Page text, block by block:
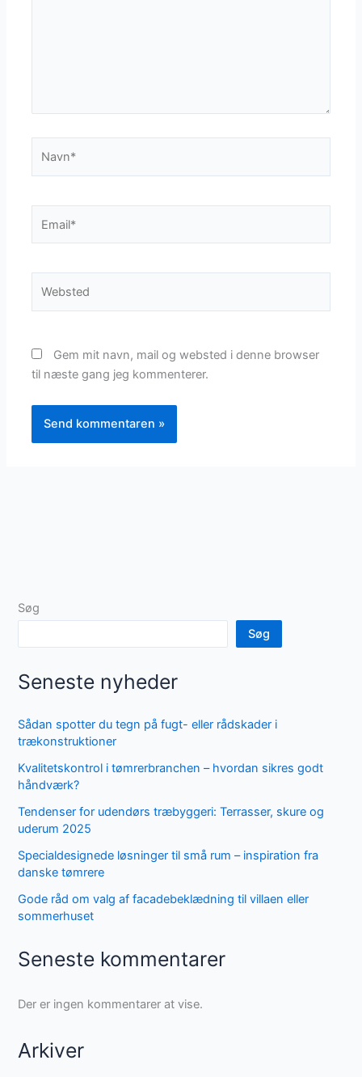
Gem mit navn, mail og websted i denne browser
til næste gang jeg kommenterer.
Søg
Søg
Seneste nyheder
Sådan spotter du tegn på fugt- eller rådskader i
trækonstruktioner
Kvalitetskontrol i tømrerbranchen – hvordan sikres godt
håndværk?
Tendenser for udendørs træbyggeri: Terrasser, skure og
uderum 2025
Specialdesignede løsninger til små rum – inspiration fra
danske tømrere
Gode råd om valg af facadebeklædning til villaen eller
sommerhuset
Seneste kommentarer
Der er ingen kommentarer at vise.
Arkiver